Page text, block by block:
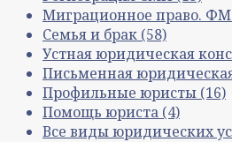
Миграционное право.
Семья и брак (58)
Устная юридическая
Письменная
Профильные юристы (16)
Помощь юриста (4)
Все виды юридических